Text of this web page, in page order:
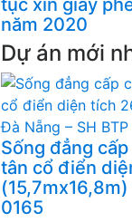
năm 2020
Dự án mới
Sống đẳng
tân cổ điển
0165